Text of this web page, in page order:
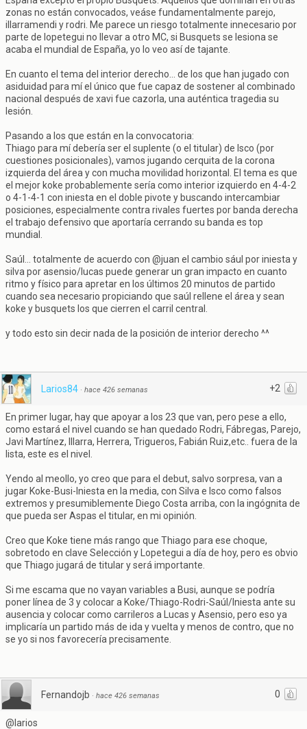
zonas no están convocados, veáse fundamentalmente parejo,
illarramendi y rodri. Me parece un riesgo totalmente innecesario por
parte de lopetegui no llevar a otro MC, si Busquets se lesiona se
acaba el mundial de España, yo lo veo así de tajante.
En cuanto el tema del interior derecho... de los que han jugado con
asiduidad para mí el único que fue capaz de sostener al combinado
nacional después de xavi fue cazorla, una auténtica tragedia su
lesión.
Pasando a los que están en la convocatoria:
Thiago para mí debería ser el suplente (o el titular) de Isco (por
cuestiones posicionales), vamos jugando cerquita de la corona
izquierda del área y con mucha movilidad horizontal. El tema es que
el mejor koke probablemente sería como interior izquierdo en 4-4-2
o 4-1-4-1 con iniesta en el doble pivote y buscando intercambiar
posiciones, especialmente contra rivales fuertes por banda derecha
el trabajo defensivo que aportaría cerrando su banda es top
mundial.
Saúl... totalmente de acuerdo con @juan el cambio sául por iniesta y
silva por asensio/lucas puede generar un gran impacto en cuanto
ritmo y físico para apretar en los últimos 20 minutos de partido
cuando sea necesario propiciando que saúl rellene el área y sean
koke y busquets los que cierren el carril central.
y todo esto sin decir nada de la posición de interior derecho ^^
+2
Larios84 · hace 426 semanas
En primer lugar, hay que apoyar a los 23 que van, pero pese a ello,
como estará el nivel cuando se han quedado Rodri, Fábregas, Parejo,
Javi Martínez, Illarra, Herrera, Trigueros, Fabián Ruiz,etc.. fuera de la
lista, este es el nivel.
Yendo al meollo, yo creo que para el debut, salvo sorpresa, van a
jugar Koke-Busi-Iniesta en la media, con Silva e Isco como falsos
extremos y presumiblemente Diego Costa arriba, con la ingógnita de
que pueda ser Aspas el titular, en mi opinión.
Creo que Koke tiene más rango que Thiago para ese choque,
sobretodo en clave Selección y Lopetegui a día de hoy, pero es obvio
que Thiago jugará de titular y será importante.
Si me escama que no vayan variables a Busi, aunque se podría
poner línea de 3 y colocar a Koke/Thiago-Rodri-Saúl/Iniesta ante su
ausencia y colocar como carrileros a Lucas y Asensio, pero eso ya
implicaría un partido más de ida y vuelta y menos de contro, que no
se yo si nos favorecería precisamente.
0
Fernandojb · hace 426 semanas
@larios